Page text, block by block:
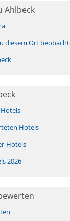
Ahlbeck
diesem Ort
Hotels
Hotels
2026